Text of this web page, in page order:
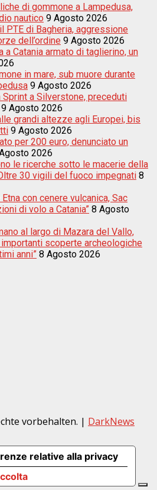
di gommone a Lampedusa,
nautico 9 Agosto 2026
PTE di Bagheria, aggressione
dell’ordine 9 Agosto 2026
a Catania armato di taglierino, un
in mare, sub muore durante
9 Agosto 2026
Sprint a Silverstone, preceduti
9 Agosto 2026
grandi altezze agli Europei, bis
9 Agosto 2026
per 200 euro, denunciato un
2026
le ricerche sotto le macerie della
30 vigili del fuoco impegnati 8
con cenere vulcanica, Sac
di volo a Catania” 8 Agosto
al largo di Mazara del Vallo,
importanti scoperte archeologiche
anni” 8 Agosto 2026
vorbehalten. | DarkNews
relative alla privacy